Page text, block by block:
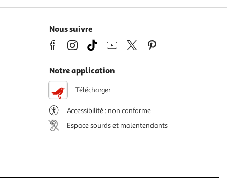
Nous suivre
Notre application
Télécharger
Accessibilité : non conforme
Espace sourds et malentendants